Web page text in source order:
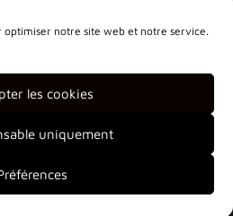
optimiser notre site web et notre service.
les cookies
uniquement
de Lorraine